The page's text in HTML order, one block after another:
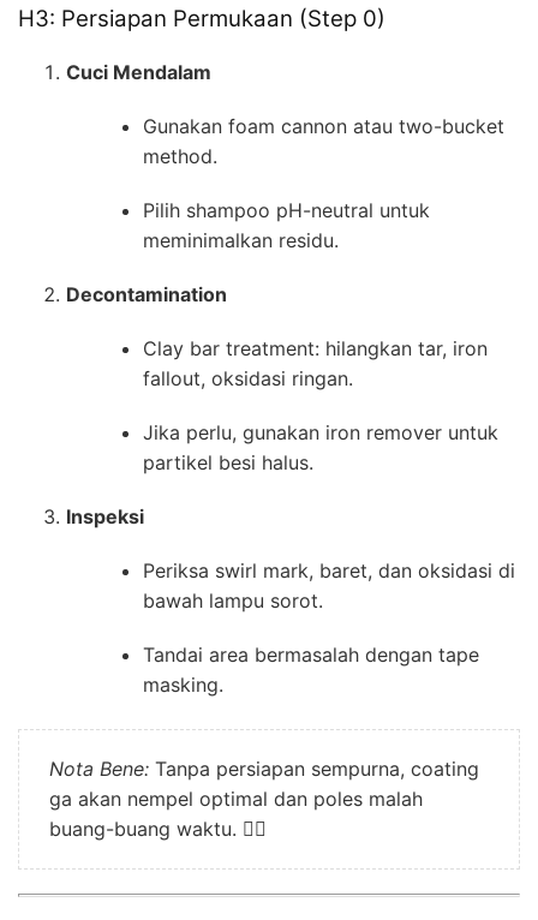
H3: Persiapan Permukaan (Step 0)
Cuci Mendalam
Gunakan foam cannon atau two-bucket
method.
Pilih shampoo pH-neutral untuk
meminimalkan residu.
Decontamination
Clay bar treatment: hilangkan tar, iron
fallout, oksidasi ringan.
Jika perlu, gunakan iron remover untuk
partikel besi halus.
Inspeksi
Periksa swirl mark, baret, dan oksidasi di
bawah lampu sorot.
Tandai area bermasalah dengan tape
masking.
Nota Bene: Tanpa persiapan sempurna, coating
ga akan nempel optimal dan poles malah
buang-buang waktu. 🙅‍♂️